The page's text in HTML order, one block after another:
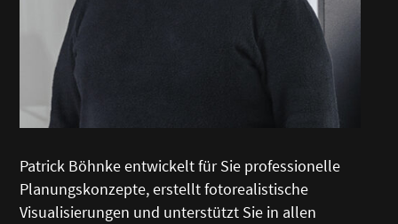
Patrick Böhnke entwickelt für Sie professionelle
Planungskonzepte, erstellt fotorealistische
Visualisierungen und unterstützt Sie in allen